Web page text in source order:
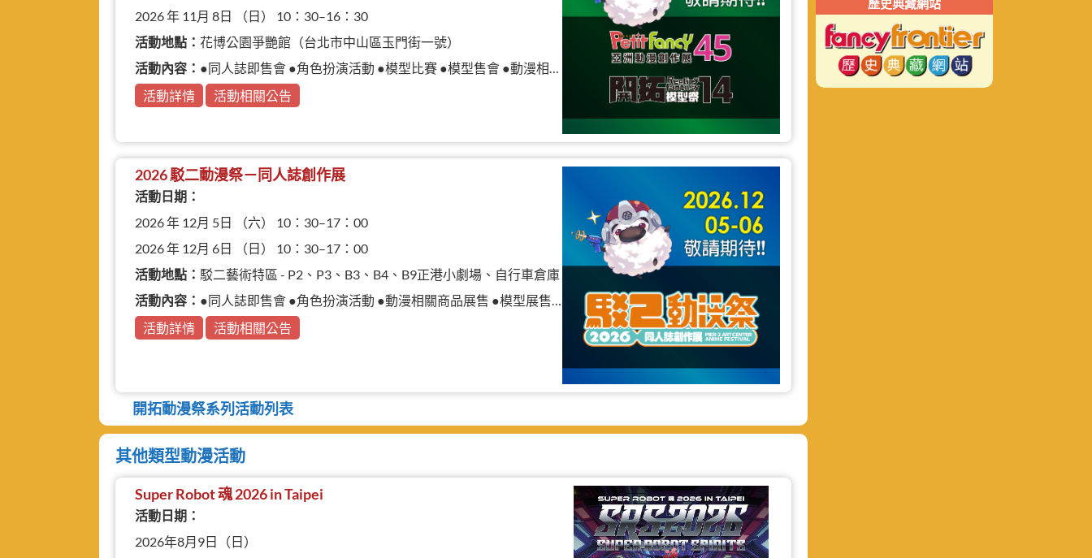
2026 年 11月 8日 （日） 10：30–16：30
活動地點：花博公園爭艷館（台北市中山區玉門街一號）
活動內容： ●同人誌即售會 ●角色扮演活動 ●模型比賽 ●模型售會 ●動漫相關商品展售
活動詳情
活動相關公告
2026 駁二動漫祭－同人誌創作展
活動日期：
2026 年 12月 5日 （六） 10：30–17：00
2026 年 12月 6日 （日） 10：30–17：00
活動地點： 駁二藝術特區 - P2、P3、B3、B4、B9正港小劇場、自行車倉庫
活動內容： ●同人誌即售會 ●角色扮演活動 ●動漫相關商品展售 ●模型展售 ●二手物品販售攤
活動詳情
活動相關公告
開拓動漫祭系列活動列表
其他類型動漫活動
Super Robot 魂 2026 in Taipei
活動日期：
2026年8月9日（日）
歷史典藏網站